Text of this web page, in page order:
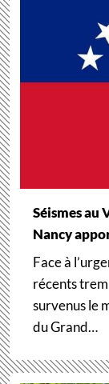
Séismes au
Nancy
Face à
récents
survenus le
du Grand…